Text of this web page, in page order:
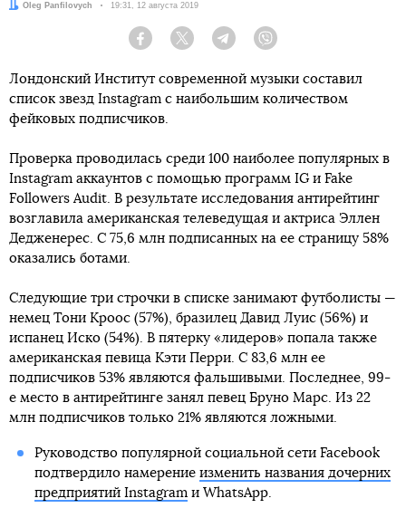
Автор:
Oleg Panfilovych Дата:
19:31, 12 августа 2019
Facebook Twitter Telegram
Лондонский Институт современной музыки составил
список звезд Instagram с наибольшим количеством
фейковых подписчиков.
Проверка проводилась среди 100 наиболее популярных в
Instagram аккаунтов с помощью программ IG и Fake
Followers Audit. В результате исследования антирейтинг
возглавила американская телеведущая и актриса Эллен
Дедженерес. С 75,6 млн подписанных на ее страницу 58%
оказались ботами.
Следующие три строчки в списке занимают футболисты —
немец Тони Кроос (57%), бразилец Давид Луис (56%) и
испанец Иско (54%). В пятерку «лидеров» попала также
американская певица Кэти Перри. С 83,6 млн ее
подписчиков 53% являются фальшивыми. Последнее, 99-
е место в антирейтинге занял певец Бруно Марс. Из 22
млн подписчиков только 21% являются ложными.
Руководство популярной социальной сети Facebook
подтвердило намерение изменить названия дочерних
предприятий Instagramи WhatsApp.